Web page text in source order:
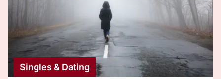
Singles & Dating